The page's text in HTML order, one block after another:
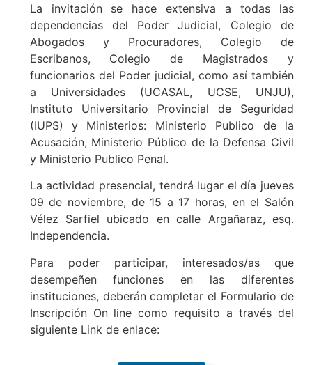
La invitación se hace extensiva a todas las
dependencias del Poder Judicial, Colegio de
Abogados y Procuradores, Colegio de
Escribanos, Colegio de Magistrados y
funcionarios del Poder judicial, como así también
a Universidades (UCASAL, UCSE, UNJU),
Instituto Universitario Provincial de Seguridad
(IUPS) y Ministerios: Ministerio Publico de la
Acusación, Ministerio Público de la Defensa Civil
y Ministerio Publico Penal.
La actividad presencial, tendrá lugar el día jueves
09 de noviembre, de 15 a 17 horas, en el Salón
Vélez Sarfiel ubicado en calle Argañaraz, esq.
Independencia.
Para poder participar, interesados/as que
desempeñen funciones en las diferentes
instituciones, deberán completar el Formulario de
Inscripción On line como requisito a través del
siguiente Link de enlace: